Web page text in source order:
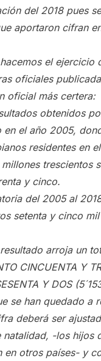
del 2018 pues
aportaron cifran
el ejercicio
oficiales
oficial más certera:
obtenidos
en el año 2005,
residentes en
trescientos
y cinco.
del 2005 al
setenta y cinco
arroja un
CINCUENTA Y
Y DOS
se han quedado a
deberá ser
natalidad, -los hijos
en otros países- y